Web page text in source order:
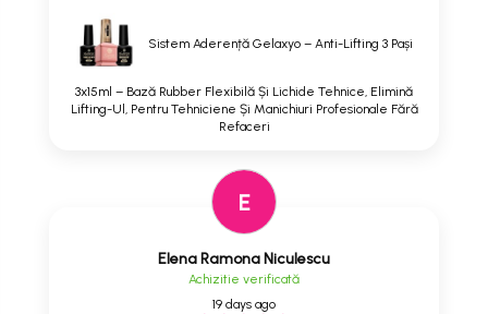
Sistem Aderență Gelaxyo – Anti-Lifting 3 Pași
3x15ml – Bază Rubber Flexibilă Și Lichide Tehnice, Elimină
Lifting-Ul, Pentru Tehniciene Și Manichiuri Profesionale Fără
Refaceri
E
Elena Ramona Niculescu
Achizitie verificată
19 days ago